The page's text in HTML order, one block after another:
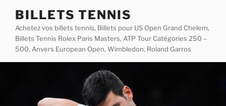
content
BILLETS TENNIS
Achetez vos billets tennis, Billets pour US Open Grand Chelem,
Billets Tennis Rolex Paris Masters, ATP Tour Catégories 250 –
500, Anvers European Open, Wimbledon, Roland Garros